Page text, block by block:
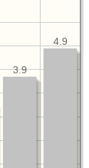
4.9
3.9